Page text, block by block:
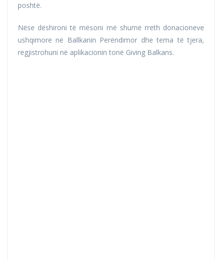
poshtë.
Nëse dëshironi të mësoni më shumë rreth donacioneve
ushqimore në Ballkanin Perëndimor dhe tema të tjera,
regjistrohuni në aplikacionin tonë Giving Balkans.